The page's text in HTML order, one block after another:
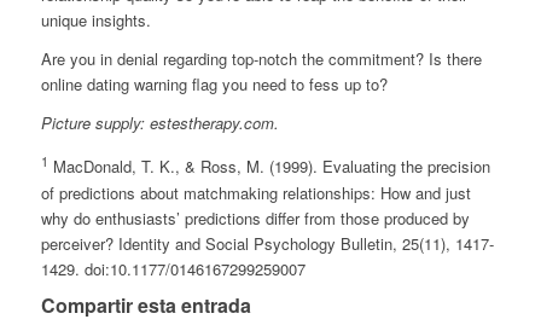
unique insights.
Are you in denial regarding top-notch the commitment? Is there
online dating warning flag you need to fess up to?
Picture supply: estestherapy.com.
1 MacDonald, T. K., & Ross, M. (1999). Evaluating the precision
of predictions about matchmaking relationships: How and just
why do enthusiasts’ predictions differ from those produced by
perceiver? Identity and Social Psychology Bulletin, 25(11), 1417-
1429. doi:10.1177/0146167299259007
Compartir esta entrada